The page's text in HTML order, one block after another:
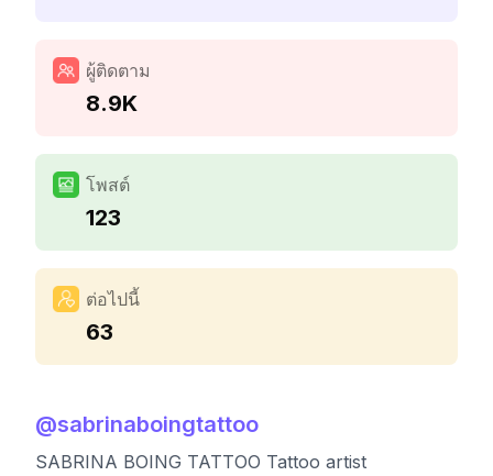
ผู้ติดตาม
8.9K
โพสต์
123
ต่อไปนี้
63
@sabrinaboingtattoo
SABRINA BOING TATTOO Tattoo artist